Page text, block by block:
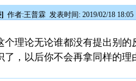
作者:王普霖 发表时间: 2019/02/18 18:05
个理论无论谁都没有提出别
了，以后你不会再拿同样的理